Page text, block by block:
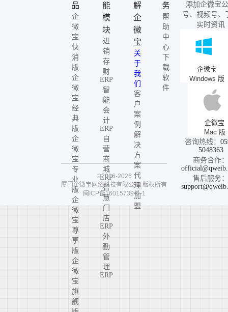
品
企
微
宝
快
消
版
企
微
宝
经
典
版
企
微
宝
专
业
版
企
微
宝
尊
享
版
企
微
宝
旗
舰
能
模
块
进
销
存
财
ERP
智
能
会
计
ERP
自
营
商
城
ERP
智
慧
门
店
ERP
外
勤
管
理
ERP
解
企
微
宝
关
于
我
们
客
户
案
例
解
决
方
案
代
理
加
盟
务
帮
助
中
心
下
载
软
件
添加企微宝
号、视频号、
实时资讯
企微宝
Windows 版
企微宝
Mac 版
咨询热线：
5048363
商务合作：
售后服务：
©2016-2026
厦门企微宝网络科技有限公司 版权所有
闽ICP备16015739号-1